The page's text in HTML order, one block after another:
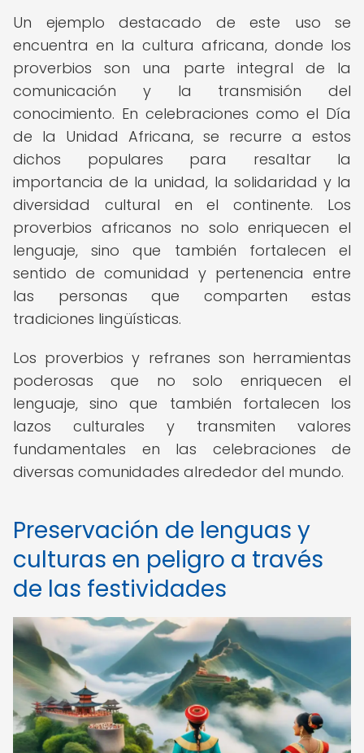
Un ejemplo destacado de este uso se
encuentra en la cultura africana, donde los
proverbios son una parte integral de la
comunicación y la transmisión del
conocimiento. En celebraciones como el Día
de la Unidad Africana, se recurre a estos
dichos populares para resaltar la
importancia de la unidad, la solidaridad y la
diversidad cultural en el continente. Los
proverbios africanos no solo enriquecen el
lenguaje, sino que también fortalecen el
sentido de comunidad y pertenencia entre
las personas que comparten estas
tradiciones lingüísticas.
Los proverbios y refranes son herramientas
poderosas que no solo enriquecen el
lenguaje, sino que también fortalecen los
lazos culturales y transmiten valores
fundamentales en las celebraciones de
diversas comunidades alrededor del mundo.
Preservación de lenguas y
culturas en peligro a través
de las festividades